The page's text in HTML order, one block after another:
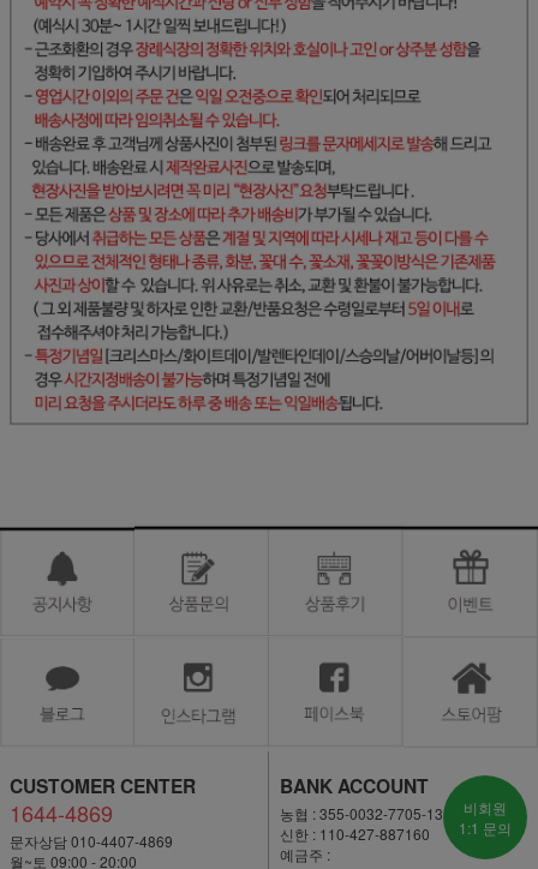
CUSTOMER CENTER
1644-4869
문자상담 010-4407-4869
월~토 09:00 - 20:00
BANK ACCOUNT
농협 : 355-0032-7705-13
신한 : 110-427-887160
예금주 :
비회원
1:1 문의